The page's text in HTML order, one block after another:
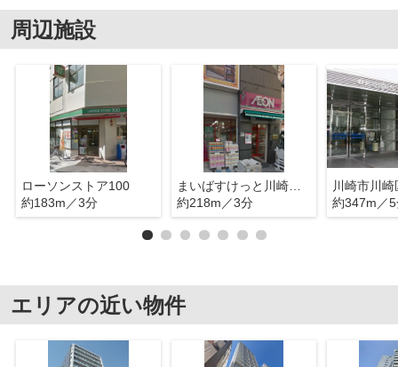
周辺施設
ローソンストア100
約183m／3分
まいばすけっと川崎駅東店
約218m／3分
川崎市川
約347m／
エリアの近い物件